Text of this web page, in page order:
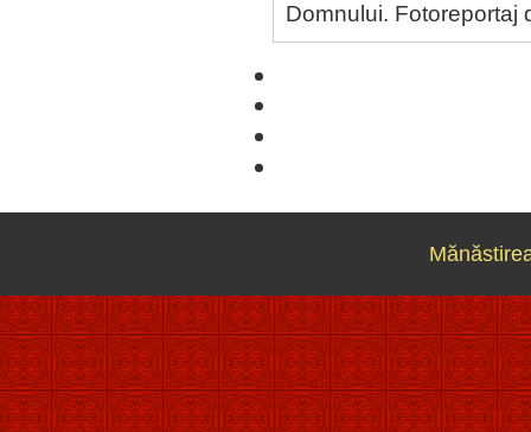
Domnului. Fotoreportaj